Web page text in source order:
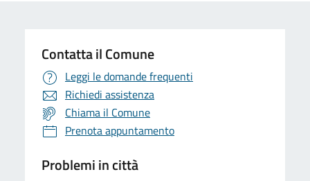
Contatta il Comune
Leggi le domande frequenti
Richiedi assistenza
Chiama il Comune
Prenota appuntamento
Problemi in città